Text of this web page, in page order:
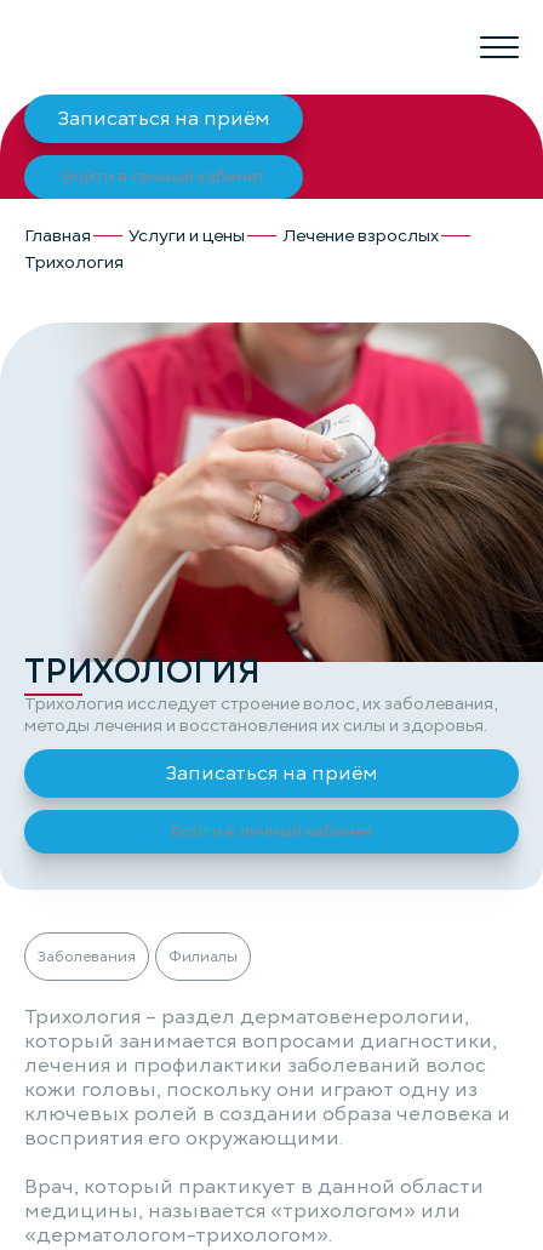
Записаться на приём
Войти в личный кабинет
Главная Услуги и цены
Лечение взрослых
Трихология
ТРИХОЛОГИЯ
Трихология исследует строение волос, их заболевания,
методы лечения и восстановления их силы и здоровья.
Записаться на приём
Войти в личный кабинет
Заболевания Филиалы
Трихология – раздел дерматовенерологии,
который занимается вопросами диагностики,
лечения и профилактики заболеваний волос
кожи головы, поскольку они играют одну из
ключевых ролей в создании образа человека и
восприятия его окружающими.
Врач, который практикует в данной области
медицины, называется «трихологом» или
«дерматологом-трихологом».